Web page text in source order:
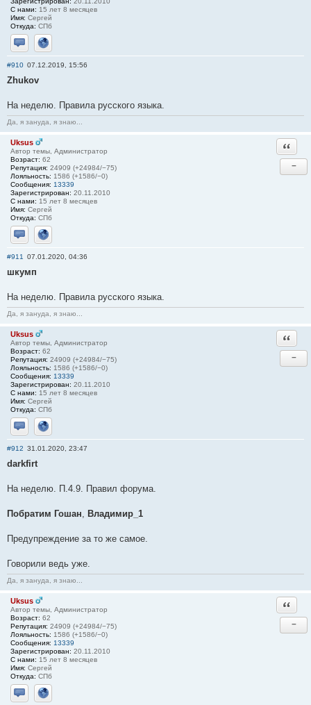
С нами: 15 лет 8 месяцев
Имя: Сергей
Откуда: СПб
Отправить личное сообщение
Сайт
#910 07.12.2019, 15:56
Zhukov
На неделю. Правила русского языка.
Да, я зануда, я знаю...
Uksus
Автор темы, Администратор
Возраст: 62
Репутация: 24909 (+24984/−75)
Лояльность: 1586 (+1586/−0)
Сообщения: 13339
Зарегистрирован: 20.11.2010
С нами: 15 лет 8 месяцев
Имя: Сергей
Откуда: СПб
Отправить личное сообщение
Сайт
−
#911 07.01.2020, 04:36
шкумп
На неделю. Правила русского языка.
Да, я зануда, я знаю...
Uksus
Автор темы, Администратор
Возраст: 62
Репутация: 24909 (+24984/−75)
Лояльность: 1586 (+1586/−0)
Сообщения: 13339
Зарегистрирован: 20.11.2010
С нами: 15 лет 8 месяцев
Имя: Сергей
Откуда: СПб
Отправить личное сообщение
Сайт
−
#912 31.01.2020, 23:47
darkfirt
На неделю. П.4.9. Правил форума.
Побратим Гошан, Владимир_1
Предупреждение за то же самое.
Говорили ведь уже.
Да, я зануда, я знаю...
Uksus
Автор темы, Администратор
Возраст: 62
Репутация: 24909 (+24984/−75)
Лояльность: 1586 (+1586/−0)
Сообщения: 13339
Зарегистрирован: 20.11.2010
С нами: 15 лет 8 месяцев
Имя: Сергей
Откуда: СПб
−